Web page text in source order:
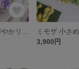
3,900円